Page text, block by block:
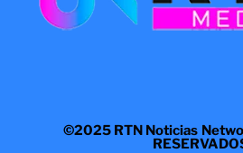
©2025 RTN Noticias